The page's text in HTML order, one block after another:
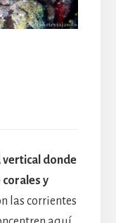
vertical donde
y
las corrientes